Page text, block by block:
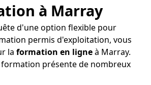
à Marray
d'une option flexible pour
permis d'exploitation, vous
la formation en ligneà Marray.
présente de nombreux